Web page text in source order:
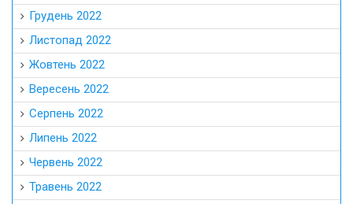
Грудень 2022
Листопад 2022
Жовтень 2022
Вересень 2022
Серпень 2022
Липень 2022
Червень 2022
Травень 2022